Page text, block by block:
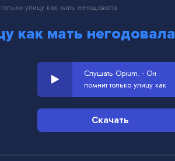
улицу как мать негодовала
как мать негодовала
Слушать Opium. - Он
помнит только улицу как
мать негодовала
Скачать